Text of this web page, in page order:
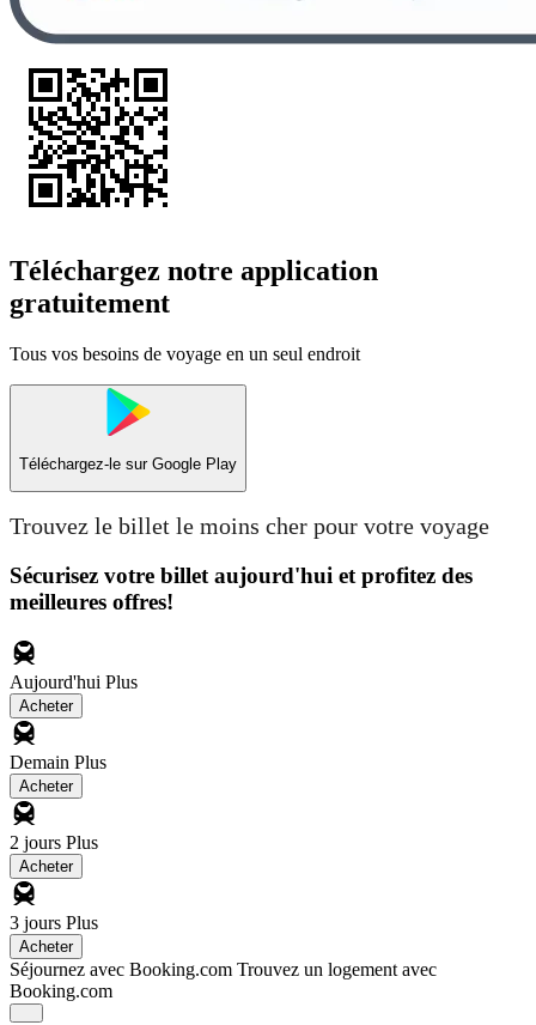
Téléchargez notre application
gratuitement
Tous vos besoins de voyage en un seul endroit
Téléchargez-le sur Google Play
Trouvez le billet le moins cher pour votre voyage
Sécurisez votre billet aujourd'hui et profitez des
meilleures offres!
Aujourd'hui Plus
Acheter
Demain Plus
Acheter
2 jours Plus
Acheter
3 jours Plus
Acheter
Séjournez avec Booking.com Trouvez un logement avec
Booking.com